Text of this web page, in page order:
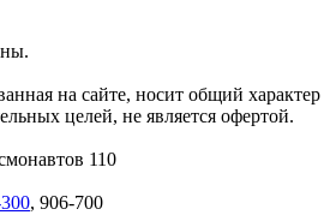
на сайте, носит общий характер
целей, не является офертой.
110
, 906-700